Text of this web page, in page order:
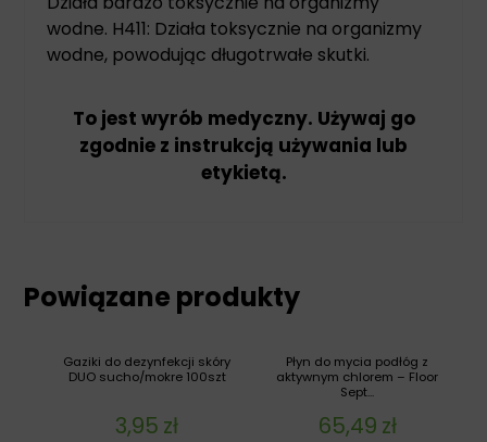
wodne. H411: Działa toksycznie na organizmy
wodne, powodując długotrwałe skutki.
To jest wyrób medyczny. Używaj go
zgodnie z instrukcją używania lub
etykietą.
Powiązane produkty
Płyn do mycia podłóg z
aktywnym chlorem – Floor
Sept...
65,49 zł
Gaziki do dezynfekcji skóry
DUO sucho/mokre 100szt
3,95 zł